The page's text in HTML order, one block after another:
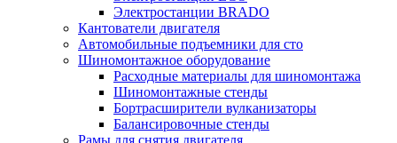
Электростанции BRADO
Кантователи двигателя
Автомобильные подъемники для сто
Шиномонтажное оборудование
Расходные материалы для шиномонтажа
Шиномонтажные стенды
Бортрасширители вулканизаторы
Балансировочные стенды